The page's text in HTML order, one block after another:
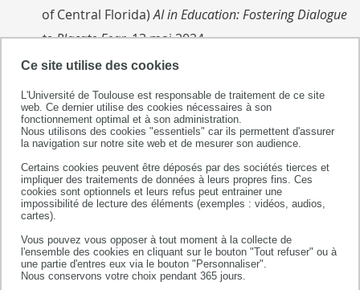
Ce site utilise des cookies
L'Université de Toulouse est responsable de traitement de ce site
web. Ce dernier utilise des cookies nécessaires à son
fonctionnement optimal et à son administration.
Nous utilisons des cookies "essentiels" car ils permettent d'assurer
la navigation sur notre site web et de mesurer son audience.
Certains cookies peuvent être déposés par des sociétés tierces et
impliquer des traitements de données à leurs propres fins. Ces
cookies sont optionnels et leurs refus peut entrainer une
impossibilité de lecture des éléments (exemples : vidéos, audios,
cartes).
Vous pouvez vous opposer à tout moment à la collecte de
l'ensemble des cookies en cliquant sur le bouton "Tout refuser" ou à
une partie d'entres eux via le bouton "Personnaliser".
Nous conservons votre choix pendant 365 jours.
of Central Florida)AI in Education: Fostering Dialogue
to Placate Fear, 13 mai 2024
Séminaire doctoral du Lairdil, 8 mars 2024,
organisé par Hind Alfaris et Laura M. Hartwell
Journée d'échanges pédagogiques, 17 novembre
2023
Rencontre avec Guillaume Cabanac (Université
Toulouse III - Paul Sabatier) "Traque collaborative
d'articles scientifiques non fiables", 15 septembre
Séminaire doctoral du Lairdil, 31 mars 2023,
organisé par María del Mar Macias Chacon et